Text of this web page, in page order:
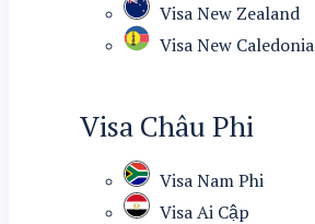
Visa New Zealand
Visa New Caledonia
Visa Châu Phi
Visa Nam Phi
Visa Ai Cập